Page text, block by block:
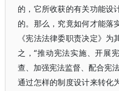
的，它所收获的有关功能设
的。那么，究竟如何才能落
《宪法法律委职责决定》
之，“推动宪法实施、开展
查、加强宪法监督、配合宪
通过怎样的制度设计来转化